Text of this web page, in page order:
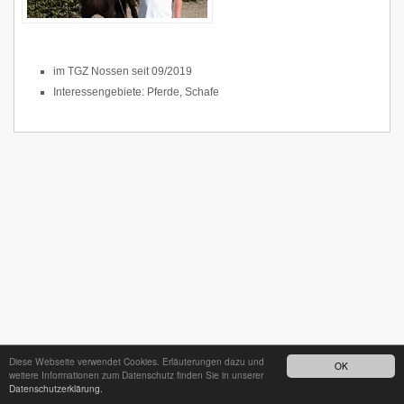
OK
Diese Webseite verwendet Cookies. Erläuterungen dazu und
weitere Informationen zum Datenschutz finden Sie in unserer
Datenschutzerklärung.
im TGZ Nossen seit 09/2019
Interessengebiete: Pferde, Schafe
24h - Bereitschaftsdienst unter